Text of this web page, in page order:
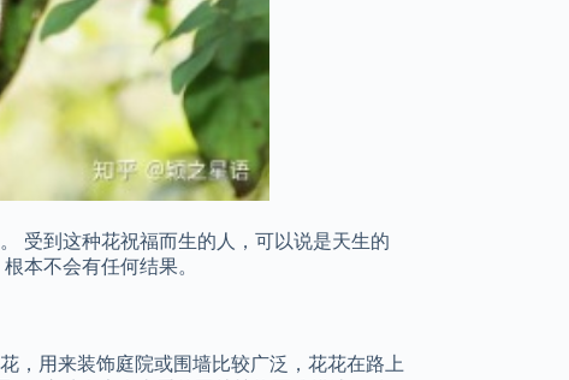
受到这种花祝福而生的人，可以说是天生的
本不会有任何结果。
，用来装饰庭院或围墙比较广泛，花花在路上